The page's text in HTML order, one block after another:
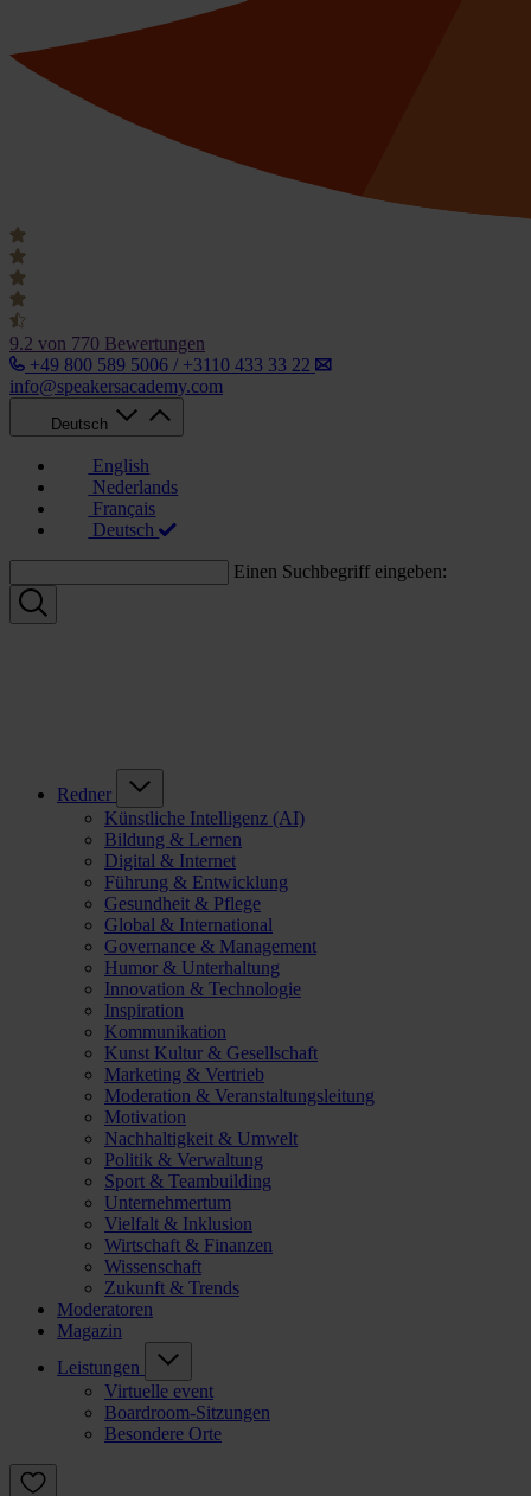
9.2 von 770 Bewertungen
+49 800 589 5006 / +3110 433 33 22
info@speakersacademy.com
Deutsch
English
Nederlands
Français
Deutsch
Einen Suchbegriff eingeben:
Redner
Künstliche Intelligenz (AI)
Bildung & Lernen
Digital & Internet
Führung & Entwicklung
Gesundheit & Pflege
Global & International
Governance & Management
Humor & Unterhaltung
Innovation & Technologie
Inspiration
Kommunikation
Kunst Kultur & Gesellschaft
Marketing & Vertrieb
Moderation & Veranstaltungsleitung
Motivation
Nachhaltigkeit & Umwelt
Politik & Verwaltung
Sport & Teambuilding
Unternehmertum
Vielfalt & Inklusion
Wirtschaft & Finanzen
Wissenschaft
Zukunft & Trends
Moderatoren
Magazin
Leistungen
Virtuelle event
Boardroom-Sitzungen
Besondere Orte